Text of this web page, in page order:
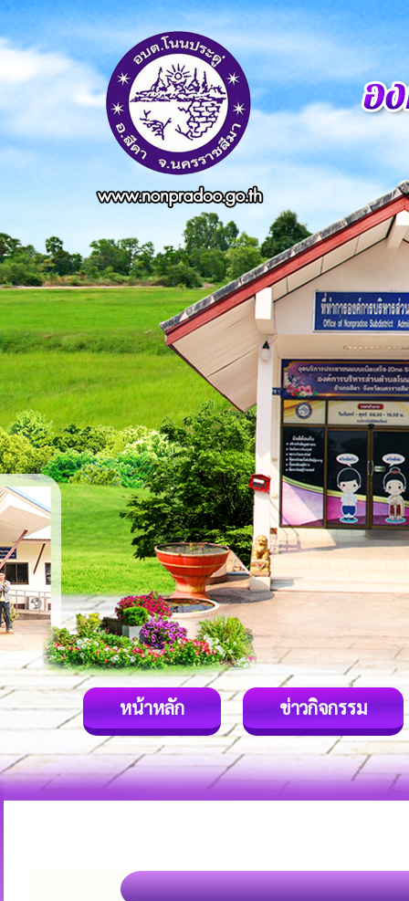
หน้าหลัก ข่าวกิจกรรม